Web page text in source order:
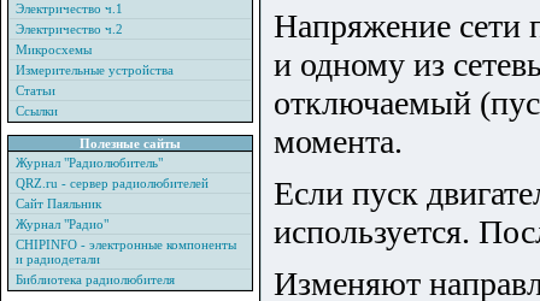
Электричество ч.1
Электричество ч.2
Микросхемы
Измерительные устройства
Статьи
Ссылки
Полезные сайты
Журнал "Радиолюбитель"
QRZ.ru - сервер радиолюбителей
Сайт Паяльник
Журнал "Радио"
CHIPINFO - электронные компоненты
и радиодетали
Библиотека радиолюбителя
Напряжение сети
и одному из
отключаемый
момента.
Если пуск
используется.
Изменяют